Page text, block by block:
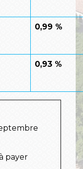
0,99 %
0,93 %
payer